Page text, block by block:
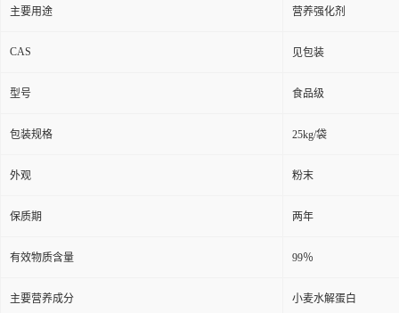
主要用途 营养强化剂
CAS 见包装
型号 食品级
包装规格 25kg/袋
外观 粉末
保质期 两年
有效物质含量 99％
主要营养成分 小麦水解蛋白